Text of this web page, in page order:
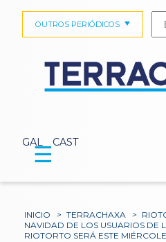
GAL CAST
OUTROS PERIÓDICOS
☰
INICIO > TERRACHAXA >
NAVIDAD DE LOS USUARIOS DE
RIOTORTO SERÁ ESTE